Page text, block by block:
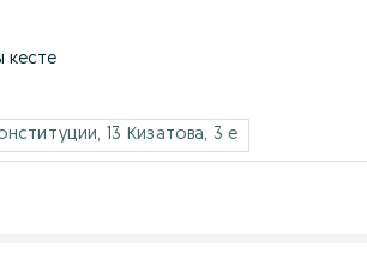
кесте
Жұмыс мекенжайы: ул. Жумабаева, 138 Назарбаева, 339 б Назарбаева, 252 Конституции, 13 Кизатова, 3 е